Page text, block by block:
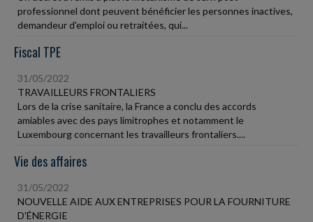
professionnel dont peuvent bénéficier les personnes inactives,
demandeur d'emploi ou retraitées, qui...
Fiscal TPE
31/05/2022
TRAVAILLEURS FRONTALIERS
Lors de la crise sanitaire, la France a conclu des accords
amiables avec des pays limitrophes et notamment le
Luxembourg concernant les travailleurs frontaliers....
Vie des affaires
31/05/2022
NOUVELLE AIDE AUX ENTREPRISES POUR LA FOURNITURE
D'ÉNERGIE